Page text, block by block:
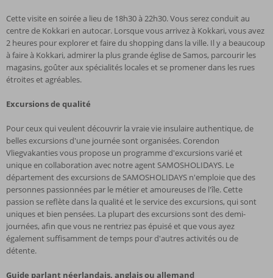
Cette visite en soirée a lieu de 18h30 à 22h30. Vous serez conduit au
centre de Kokkari en autocar. Lorsque vous arrivez à Kokkari, vous avez
2 heures pour explorer et faire du shopping dans la ville. Il y a beaucoup
à faire à Kokkari, admirer la plus grande église de Samos, parcourir les
magasins, goûter aux spécialités locales et se promener dans les rues
étroites et agréables.
Excursions de qualité
Pour ceux qui veulent découvrir la vraie vie insulaire authentique, de
belles excursions d'une journée sont organisées. Corendon
Vliegvakanties vous propose un programme d'excursions varié et
unique en collaboration avec notre agent SAMOSHOLIDAYS. Le
département des excursions de SAMOSHOLIDAYS n'emploie que des
personnes passionnées par le métier et amoureuses de l'île. Cette
passion se reflète dans la qualité et le service des excursions, qui sont
uniques et bien pensées. La plupart des excursions sont des demi-
journées, afin que vous ne rentriez pas épuisé et que vous ayez
également suffisamment de temps pour d'autres activités ou de
détente.
Guide parlant néerlandais, anglais ou allemand